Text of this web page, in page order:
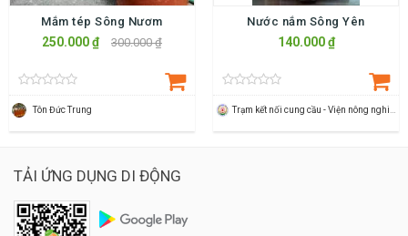
Mắm tép Sông Nươm
250.000 ₫ 300.000 ₫
Tôn Đức Trung
Nước nắm Sông Yên
140.000 ₫
TẢI ỨNG DỤNG DI ĐỘNG